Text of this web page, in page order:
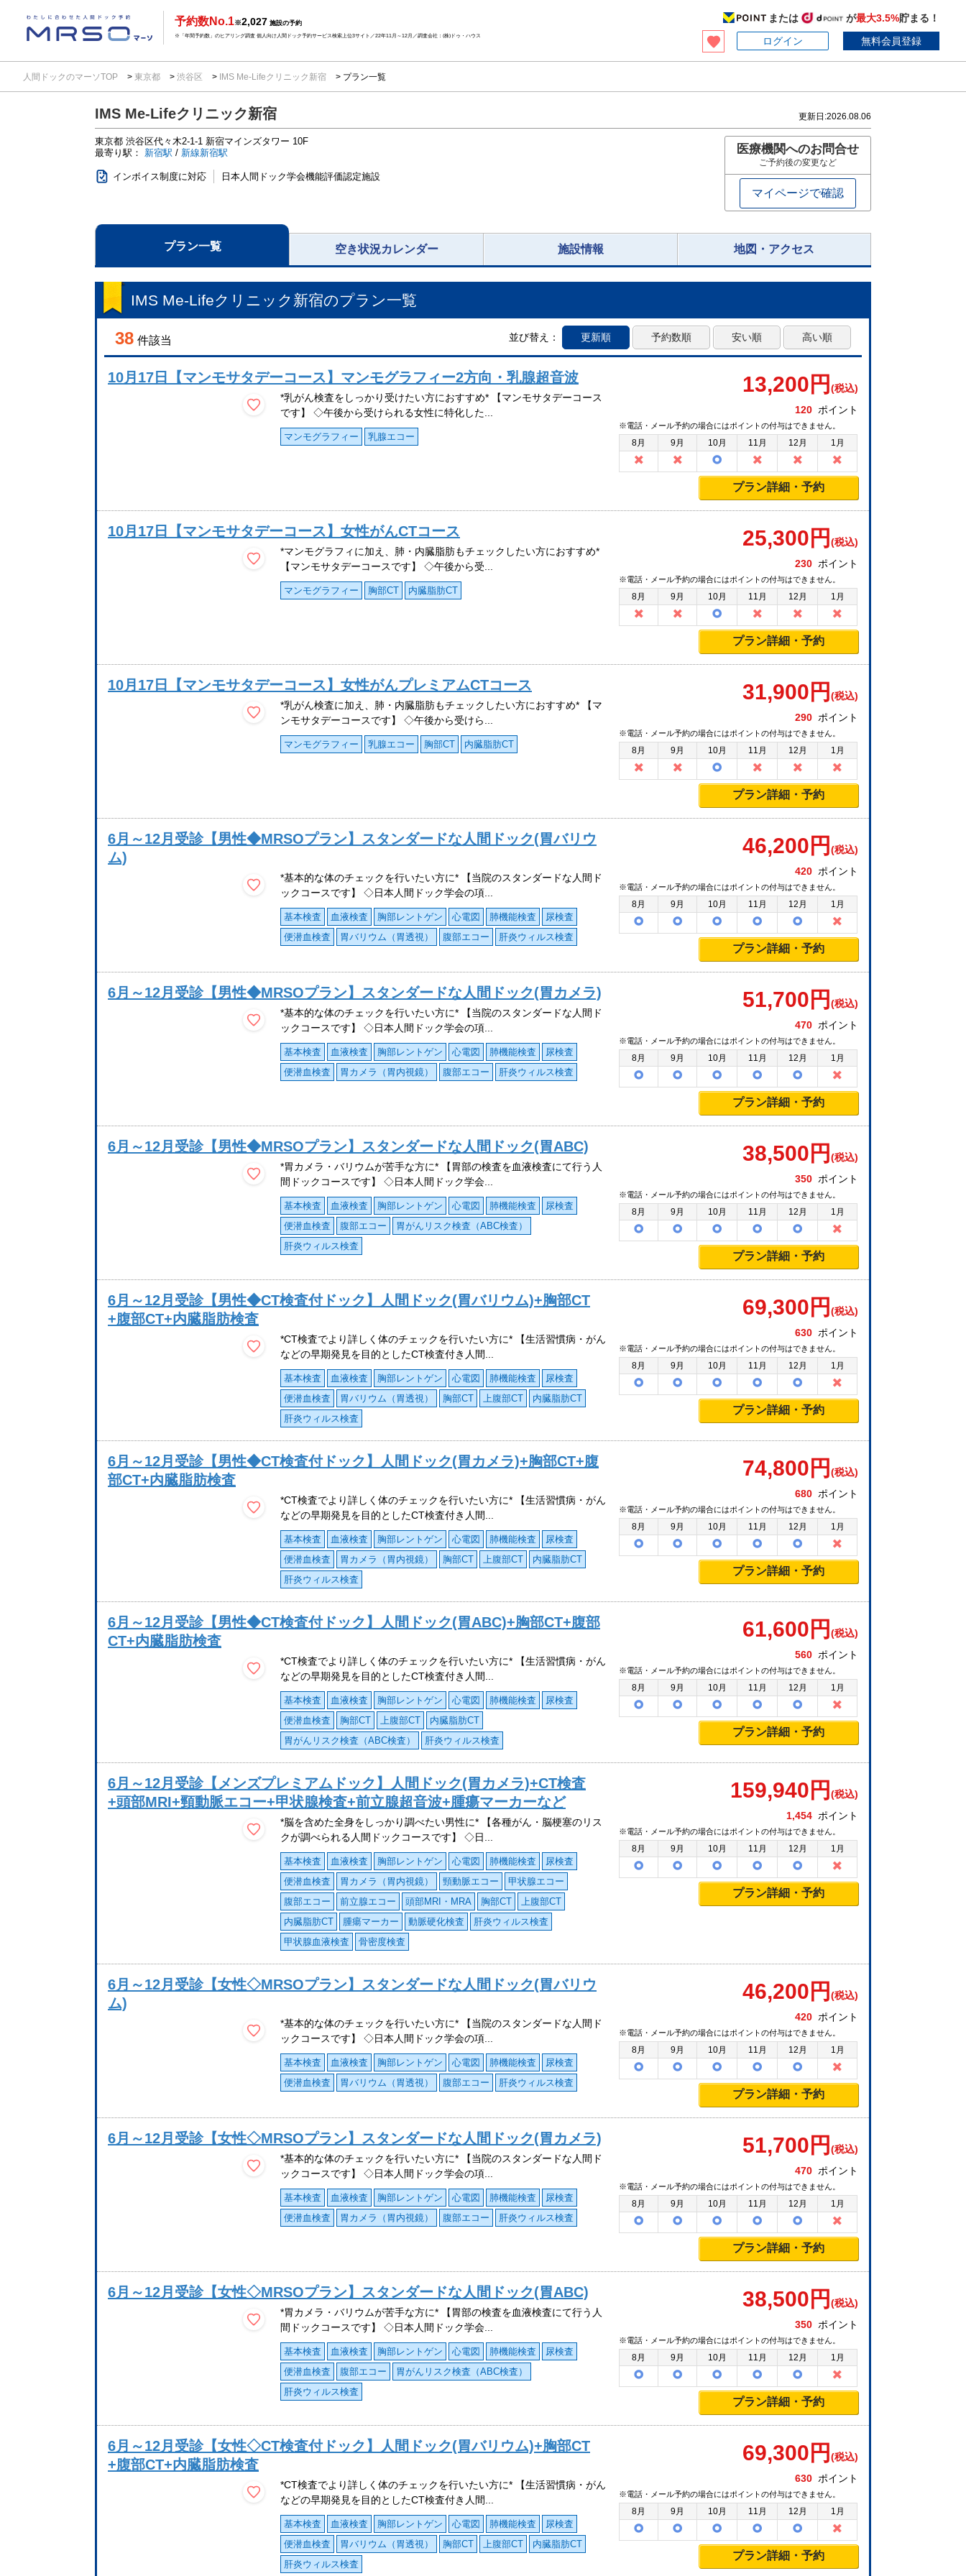
予約数No.1※2,027 施設の予約
※「年間予約数」のヒアリング調査 個人向け人間ドック予約サービス検索上位3サイト／22年11月～12月／調査会社：(株)ドゥ・ハウス
または が最大3.5%貯まる！
ログイン
無料会員登録
人間ドックのマーソTOP 東京都 渋谷区 IMS Me-Lifeクリニック新宿 プラン一覧
IMS Me-Lifeクリニック新宿 更新日:2026.08.06
東京都 渋谷区代々木2-1-1 新宿マインズタワー 10F
最寄り駅： 新宿駅 / 新線新宿駅
インボイス制度に対応 日本人間ドック学会機能評価認定施設
医療機関へのお問合せ
ご予約後の変更など
マイページで確認
プラン一覧 空き状況カレンダー 施設情報 地図・アクセス
IMS Me-Lifeクリニック新宿のプラン一覧
38 件該当 並び替え： 更新順 予約数順 安い順 高い順
10月17日【マンモサタデーコース】マンモグラフィー2方向・乳腺超音波
*乳がん検査をしっかり受けたい方におすすめ* 【マンモサタデーコース
です】 ◇午後から受けられる女性に特化した...
マンモグラフィー 乳腺エコー
13,200 円 (税込)
120 ポイント
※電話・メール予約の場合にはポイントの付与はできません。
8月 9月 10月 11月 12月 1月
プラン詳細・予約
10月17日【マンモサタデーコース】女性がんCTコース
*マンモグラフィに加え、肺・内臓脂肪もチェックしたい方におすすめ*
【マンモサタデーコースです】 ◇午後から受...
マンモグラフィー 胸部CT 内臓脂肪CT
25,300 円 (税込)
230 ポイント
※電話・メール予約の場合にはポイントの付与はできません。
8月 9月 10月 11月 12月 1月
プラン詳細・予約
10月17日【マンモサタデーコース】女性がんプレミアムCTコース
*乳がん検査に加え、肺・内臓脂肪もチェックしたい方におすすめ* 【マ
ンモサタデーコースです】 ◇午後から受けら...
マンモグラフィー 乳腺エコー 胸部CT 内臓脂肪CT
31,900 円 (税込)
290 ポイント
※電話・メール予約の場合にはポイントの付与はできません。
8月 9月 10月 11月 12月 1月
プラン詳細・予約
6月～12月受診【男性◆MRSOプラン】スタンダードな人間ドック(胃バリウ
ム)
*基本的な体のチェックを行いたい方に* 【当院のスタンダードな人間ド
ックコースです】 ◇日本人間ドック学会の項...
基本検査 血液検査 胸部レントゲン 心電図 肺機能検査
尿検査
便潜血検査
胃バリウム（胃透視） 腹部エコー 肝炎ウィルス検査
46,200 円 (税込)
420 ポイント
※電話・メール予約の場合にはポイントの付与はできません。
8月 9月 10月 11月 12月 1月
プラン詳細・予約
6月～12月受診【男性◆MRSOプラン】スタンダードな人間ドック(胃カメラ)
*基本的な体のチェックを行いたい方に* 【当院のスタンダードな人間ド
ックコースです】 ◇日本人間ドック学会の項...
基本検査 血液検査 胸部レントゲン 心電図 肺機能検査
尿検査
便潜血検査
胃カメラ（胃内視鏡） 腹部エコー 肝炎ウィルス検査
51,700 円 (税込)
470 ポイント
※電話・メール予約の場合にはポイントの付与はできません。
8月 9月 10月 11月 12月 1月
プラン詳細・予約
6月～12月受診【男性◆MRSOプラン】スタンダードな人間ドック(胃ABC)
*胃カメラ・バリウムが苦手な方に* 【胃部の検査を血液検査にて行う人
間ドックコースです】 ◇日本人間ドック学会...
基本検査 血液検査 胸部レントゲン 心電図 肺機能検査
尿検査
便潜血検査
腹部エコー
胃がんリスク検査（ABC検査）
肝炎ウィルス検査
38,500 円 (税込)
350 ポイント
※電話・メール予約の場合にはポイントの付与はできません。
8月 9月 10月 11月 12月 1月
プラン詳細・予約
6月～12月受診【男性◆CT検査付ドック】人間ドック(胃バリウム)+胸部CT
+腹部CT+内臓脂肪検査
*CT検査でより詳しく体のチェックを行いたい方に* 【生活習慣病・がん
などの早期発見を目的としたCT検査付き人間...
基本検査 血液検査 胸部レントゲン 心電図 肺機能検査
尿検査
便潜血検査
胃バリウム（胃透視） 胸部CT 上腹部CT
内臓脂肪CT
肝炎ウィルス検査
69,300 円 (税込)
630 ポイント
※電話・メール予約の場合にはポイントの付与はできません。
8月 9月 10月 11月 12月 1月
プラン詳細・予約
6月～12月受診【男性◆CT検査付ドック】人間ドック(胃カメラ)+胸部CT+腹
部CT+内臓脂肪検査
*CT検査でより詳しく体のチェックを行いたい方に* 【生活習慣病・がん
などの早期発見を目的としたCT検査付き人間...
基本検査 血液検査 胸部レントゲン 心電図 肺機能検査
尿検査
便潜血検査
胃カメラ（胃内視鏡） 胸部CT 上腹部CT
内臓脂肪CT
肝炎ウィルス検査
74,800 円 (税込)
680 ポイント
※電話・メール予約の場合にはポイントの付与はできません。
8月 9月 10月 11月 12月 1月
プラン詳細・予約
6月～12月受診【男性◆CT検査付ドック】人間ドック(胃ABC)+胸部CT+腹部
CT+内臓脂肪検査
*CT検査でより詳しく体のチェックを行いたい方に* 【生活習慣病・がん
などの早期発見を目的としたCT検査付き人間...
基本検査 血液検査 胸部レントゲン 心電図 肺機能検査
尿検査
便潜血検査
胸部CT 上腹部CT
内臓脂肪CT
胃がんリスク検査（ABC検査）
肝炎ウィルス検査
61,600 円 (税込)
560 ポイント
※電話・メール予約の場合にはポイントの付与はできません。
8月 9月 10月 11月 12月 1月
プラン詳細・予約
6月～12月受診【メンズプレミアムドック】人間ドック(胃カメラ)+CT検査
+頭部MRI+頸動脈エコー+甲状腺検査+前立腺超音波+腫瘍マーカーなど
*脳を含めた全身をしっかり調べたい男性に* 【各種がん・脳梗塞のリス
クが調べられる人間ドックコースです】 ◇日...
基本検査 血液検査 胸部レントゲン 心電図 肺機能検査
尿検査
便潜血検査
胃カメラ（胃内視鏡） 頸動脈エコー
甲状腺エコー
腹部エコー
前立腺エコー 頭部MRI・MRA 胸部CT
上腹部CT
内臓脂肪CT
腫瘍マーカー 動脈硬化検査
肝炎ウィルス検査
甲状腺血液検査
骨密度検査
159,940 円 (税込)
1,454 ポイント
※電話・メール予約の場合にはポイントの付与はできません。
8月 9月 10月 11月 12月 1月
プラン詳細・予約
6月～12月受診【女性◇MRSOプラン】スタンダードな人間ドック(胃バリウ
ム)
*基本的な体のチェックを行いたい方に* 【当院のスタンダードな人間ド
ックコースです】 ◇日本人間ドック学会の項...
基本検査 血液検査 胸部レントゲン 心電図 肺機能検査
尿検査
便潜血検査
胃バリウム（胃透視） 腹部エコー 肝炎ウィルス検査
46,200 円 (税込)
420 ポイント
※電話・メール予約の場合にはポイントの付与はできません。
8月 9月 10月 11月 12月 1月
プラン詳細・予約
6月～12月受診【女性◇MRSOプラン】スタンダードな人間ドック(胃カメラ)
*基本的な体のチェックを行いたい方に* 【当院のスタンダードな人間ド
ックコースです】 ◇日本人間ドック学会の項...
基本検査 血液検査 胸部レントゲン 心電図 肺機能検査
尿検査
便潜血検査
胃カメラ（胃内視鏡） 腹部エコー 肝炎ウィルス検査
51,700 円 (税込)
470 ポイント
※電話・メール予約の場合にはポイントの付与はできません。
8月 9月 10月 11月 12月 1月
プラン詳細・予約
6月～12月受診【女性◇MRSOプラン】スタンダードな人間ドック(胃ABC)
*胃カメラ・バリウムが苦手な方に* 【胃部の検査を血液検査にて行う人
間ドックコースです】 ◇日本人間ドック学会...
基本検査 血液検査 胸部レントゲン 心電図 肺機能検査
尿検査
便潜血検査
腹部エコー
胃がんリスク検査（ABC検査）
肝炎ウィルス検査
38,500 円 (税込)
350 ポイント
※電話・メール予約の場合にはポイントの付与はできません。
8月 9月 10月 11月 12月 1月
プラン詳細・予約
6月～12月受診【女性◇CT検査付ドック】人間ドック(胃バリウム)+胸部CT
+腹部CT+内臓脂肪検査
*CT検査でより詳しく体のチェックを行いたい方に* 【生活習慣病・がん
などの早期発見を目的としたCT検査付き人間...
基本検査 血液検査 胸部レントゲン 心電図 肺機能検査
尿検査
便潜血検査
胃バリウム（胃透視） 胸部CT 上腹部CT
内臓脂肪CT
肝炎ウィルス検査
69,300 円 (税込)
630 ポイント
※電話・メール予約の場合にはポイントの付与はできません。
8月 9月 10月 11月 12月 1月
プラン詳細・予約